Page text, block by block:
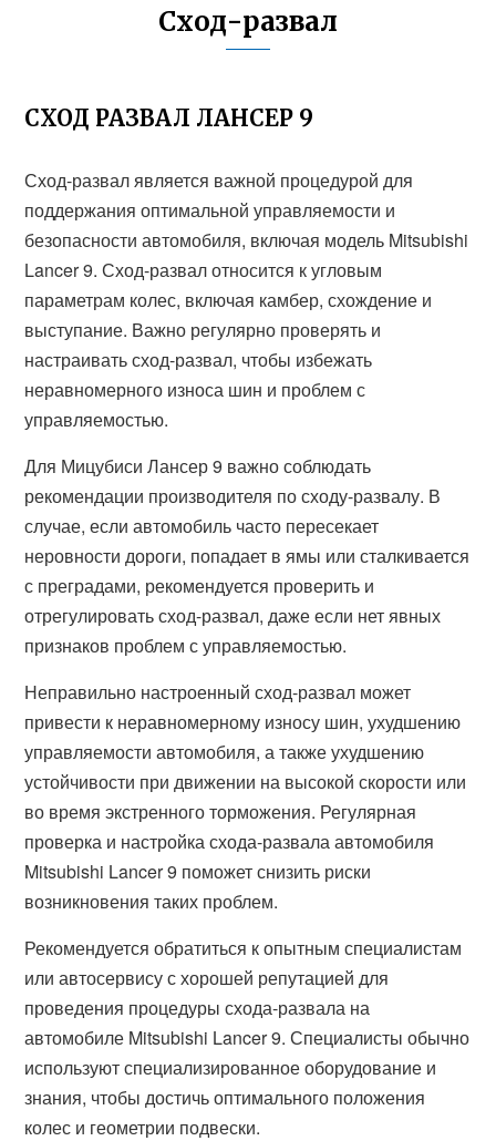
Сход-развал
СХОД РАЗВАЛ ЛАНСЕР 9
Сход-развал является важной процедурой для
поддержания оптимальной управляемости и
безопасности автомобиля, включая модель Mitsubishi
Lancer 9. Сход-развал относится к угловым
параметрам колес, включая камбер, схождение и
выступание. Важно регулярно проверять и
настраивать сход-развал, чтобы избежать
неравномерного износа шин и проблем с
управляемостью.
Для Мицубиси Лансер 9 важно соблюдать
рекомендации производителя по сходу-развалу. В
случае, если автомобиль часто пересекает
неровности дороги, попадает в ямы или сталкивается
с преградами, рекомендуется проверить и
отрегулировать сход-развал, даже если нет явных
признаков проблем с управляемостью.
Неправильно настроенный сход-развал может
привести к неравномерному износу шин, ухудшению
управляемости автомобиля, а также ухудшению
устойчивости при движении на высокой скорости или
во время экстренного торможения. Регулярная
проверка и настройка схода-развала автомобиля
Mitsubishi Lancer 9 поможет снизить риски
возникновения таких проблем.
Рекомендуется обратиться к опытным специалистам
или автосервису с хорошей репутацией для
проведения процедуры схода-развала на
автомобиле Mitsubishi Lancer 9. Специалисты обычно
используют специализированное оборудование и
знания, чтобы достичь оптимального положения
колес и геометрии подвески.